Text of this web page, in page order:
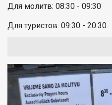
Для молитв: 08:30 - 09:30
Для туристов: 09:30 - 20:30.